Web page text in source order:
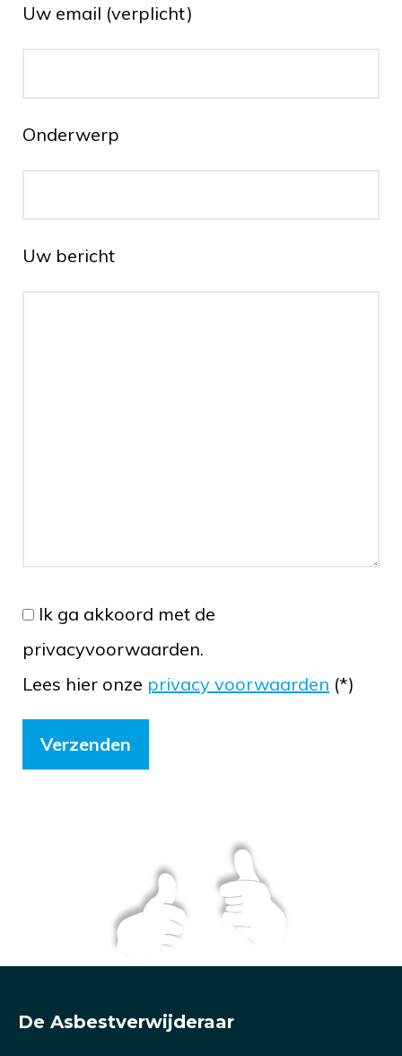
Uw email (verplicht)
Onderwerp
Uw bericht
Ik ga akkoord met de
privacyvoorwaarden.
Lees hier onze privacy voorwaarden (*)
De Asbestverwijderaar